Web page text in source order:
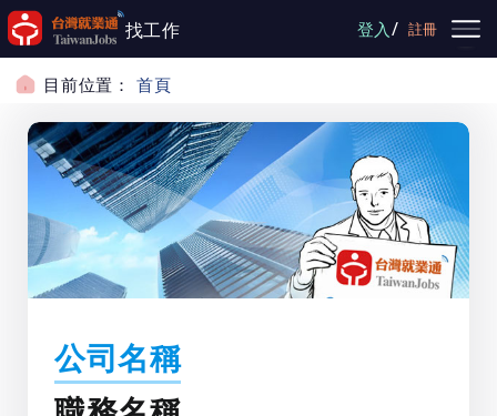
跳到主要內容
找工作 登入/ 註冊
目前位置： 首頁
公司名稱